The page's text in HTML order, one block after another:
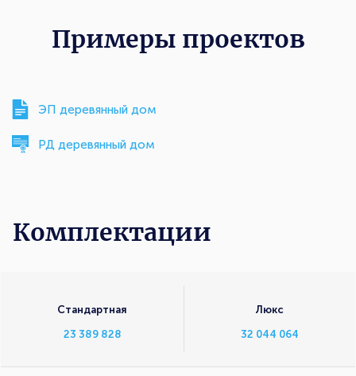
Примеры проектов
ЭП деревянный дом
РД деревянный дом
Комплектации
Стандартная
23 389 828
Люкс
32 044 064